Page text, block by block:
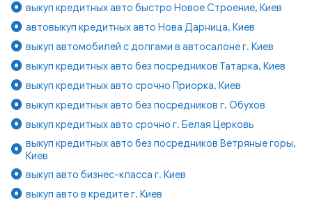
выкуп кредитных авто быстро Новое Строение, Киев
автовыкуп кредитных авто Нова Дарница, Киев
выкуп автомобилей с долгами в автосалоне г. Киев
выкуп кредитных авто без посредников Татарка, Киев
выкуп кредитных авто срочно Приорка, Киев
выкуп кредитных авто без посредников г. Обухов
выкуп кредитных авто срочно г. Белая Церковь
выкуп кредитных авто без посредников Ветряные горы,
Киев
выкуп авто бизнес-класса г. Киев
выкуп авто в кредите г. Киев